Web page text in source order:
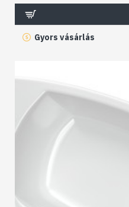
Gyors vásárlás